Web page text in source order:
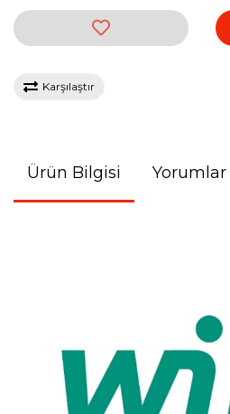
Karşılaştır
Ürün Bilgisi Yorumlar